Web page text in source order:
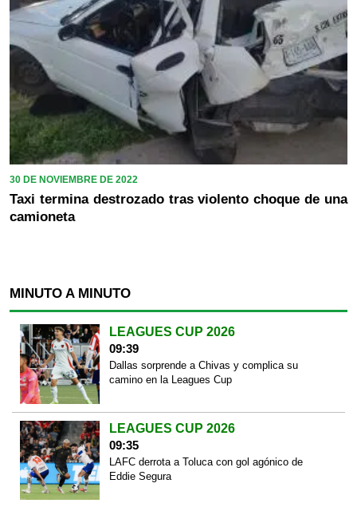
30 DE NOVIEMBRE DE 2022
Taxi termina destrozado tras violento choque de una
camioneta
MINUTO A MINUTO
LEAGUES CUP 2026
09:39
Dallas sorprende a Chivas y complica su
camino en la Leagues Cup
LEAGUES CUP 2026
09:35
LAFC derrota a Toluca con gol agónico de
Eddie Segura